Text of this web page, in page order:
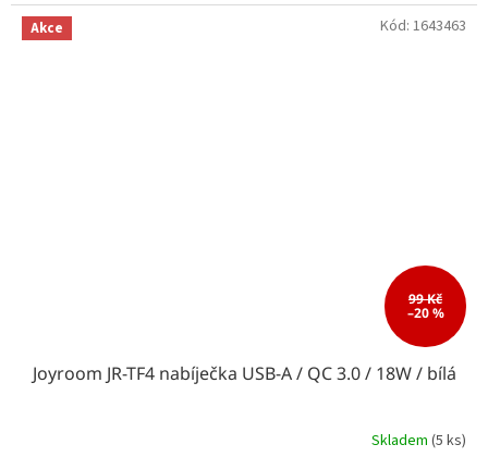
Akce
99 Kč
–20 %
Joyroom JR-TF4 nabíječka USB-A / QC 3.0 / 18W / bílá
Skladem (5 ks)
Kód: 1643463